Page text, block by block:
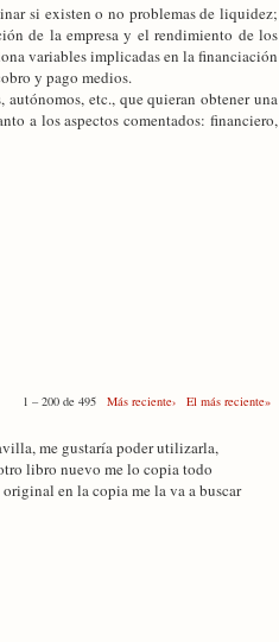
si existen o no problemas de liquidez;
de la empresa y el rendimiento de los
variables implicadas en la financiación
y pago medios.
etc., que quieran obtener una
a los aspectos comentados: financiero,
1 – 200 de 495 Más reciente› El más reciente»
me gustaría poder utilizarla,
libro nuevo me lo copia todo
en la copia me la va a buscar